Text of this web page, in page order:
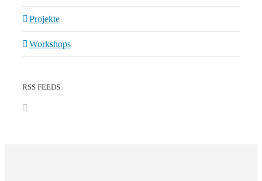
Projekte
Workshops
RSS FEEDS